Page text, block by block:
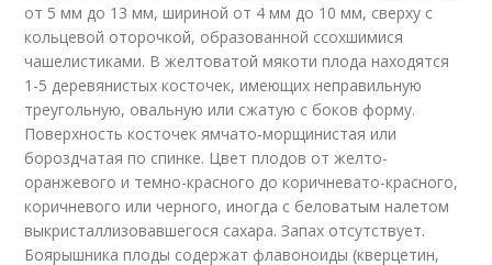
от 5 мм до 13 мм, шириной от 4 мм до 10 мм, сверху с
кольцевой оторочкой, образованной ссохшимися
чашелистиками. В желтоватой мякоти плода находятся
1-5 деревянистых косточек, имеющих неправильную
треугольную, овальную или сжатую с боков форму.
Поверхность косточек ямчато-морщинистая или
бороздчатая по спинке. Цвет плодов от желто-
оранжевого и темно-красного до коричневато-красного,
коричневого или черного, иногда с беловатым налетом
выкристаллизовавшегося сахара. Запах отсутствует.
Боярышника плоды содержат флавоноиды (кверцетин,